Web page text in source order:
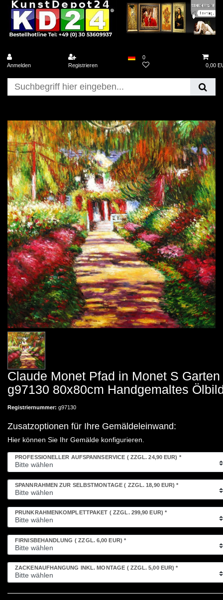
Anmelden Registrieren
0
0,00
Claude Monet Pfad in Monet S Garten
g97130 80x80cm Handgemaltes
Registriernummer: g97130
Zusatzoptionen für Ihre Gemäldeleinwand:
Hier können Sie Ihr Gemälde konfigurieren.
PROFESSIONELLER AUFSPANNSERVICE ( ZZGL. 24,90 EUR) *
SPANNRAHMEN ZUR SELBSTMONTAGE ( ZZGL. 18,90 EUR)*
PRUNKRAHMENKOMPLETTPAKET ( ZZGL. 299,90 EUR) *
FIRNISBEHANDLUNG ( ZZGL. 6,00 EUR) *
ZACKENAUFHÄNGUNG INKL. MONTAGE ( ZZGL. 5,00 EUR)*